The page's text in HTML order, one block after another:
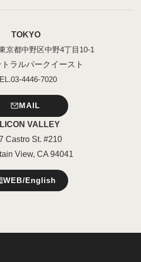
TOKYO
京都中野区中野4丁目10-1
ラルパークイースト
4446-7020
MAIL
VALLEY
Castro St. #210
View, CA 94041
WEB/English